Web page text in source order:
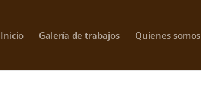
Inicio Galería de trabajos Quienes somos